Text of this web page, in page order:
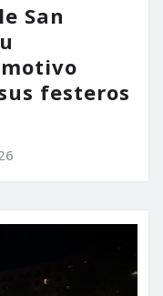
San
festeros